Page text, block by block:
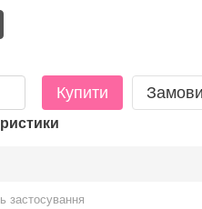
Купити
застосування